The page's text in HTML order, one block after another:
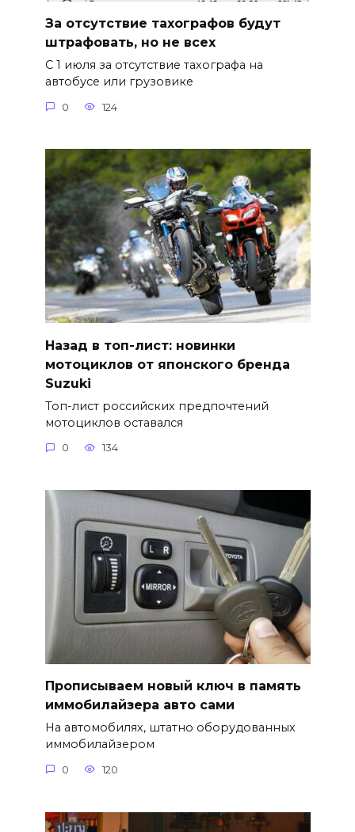
За отсутствие тахографов будут
штрафовать, но не всех
С 1 июля за отсутствие тахографа на
автобусе или грузовике
0 124
Назад в топ-лист: новинки
мотоциклов от японского бренда
Suzuki
Топ-лист российских предпочтений
мотоциклов оставался
0 134
Прописываем новый ключ в память
иммобилайзера авто сами
На автомобилях, штатно оборудованных
иммобилайзером
0 120